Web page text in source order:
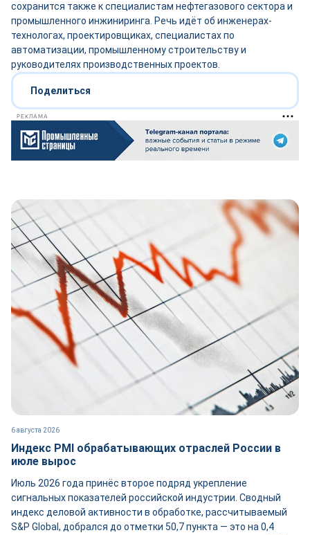
сохранится также к специалистам нефтегазового сектора и
промышленного инжиниринга. Речь идёт об инженерах-
технологах, проектировщиках, специалистах по
автоматизации, промышленному строительству и
руководителях производственных проектов.
Поделиться
РЕКЛАМА
6 августа 2026
Индекс PMI обрабатывающих отраслей России в
июле вырос
Июль 2026 года принёс второе подряд укрепление
сигнальных показателей российской индустрии. Сводный
индекс деловой активности в обработке, рассчитываемый
S&P Global, добрался до отметки 50,7 пункта — это на 0,4